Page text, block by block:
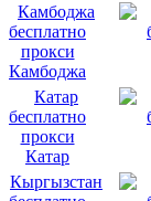
Камбоджа
Катар